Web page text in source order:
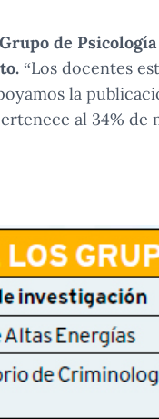
de
“Los docentes
la
al 34%